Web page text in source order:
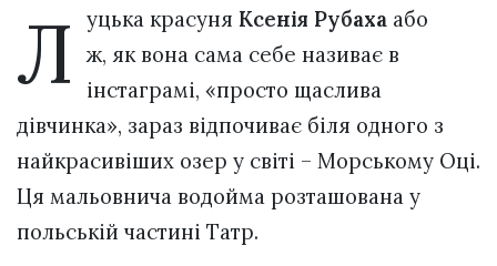
Контакти
Політика конфіденційності
Л уцька красуня Ксенія Рубаха або
ж, як вона сама себе називає в
інстаграмі, «просто щаслива
дівчинка», зараз відпочиває біля одного з
найкрасивіших озер у світі – Морському Оці.
Ця мальовнича водойма розташована у
польській частині Татр.